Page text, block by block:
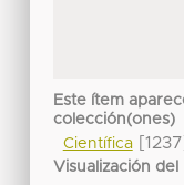
Este ítem
colección(ones)
Científica
Visualización